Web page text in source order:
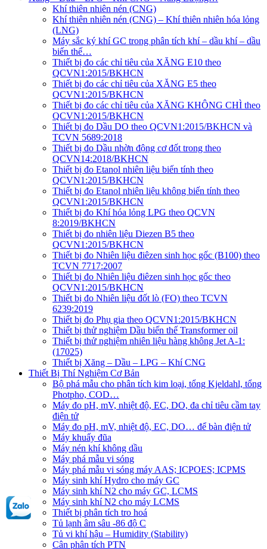
Khí thiên nhiên nén (CNG)
Khí thiên nhiên nén (CNG) – Khí thiên nhiên hóa lỏng
(LNG)
Máy sắc ký khí GC trong phân tích khí – dầu khí – dầu
biến thế…
Thiết bị đo các chỉ tiêu của XĂNG E10 theo
QCVN1:2015/BKHCN
Thiết bị đo các chỉ tiêu của XĂNG E5 theo
QCVN1:2015/BKHCN
Thiết bị đo các chỉ tiêu của XĂNG KHÔNG CHÌ theo
QCVN1:2015/BKHCN
Thiết bị đo Dầu DO theo QCVN1:2015/BKHCN và
TCVN 5689:2018
Thiết bị đo Dầu nhờn động cơ đốt trong theo
QCVN14:2018/BKHCN
Thiết bị đo Etanol nhiên liệu biến tính theo
QCVN1:2015/BKHCN
Thiết bị đo Etanol nhiên liệu không biến tính theo
QCVN1:2015/BKHCN
Thiết bị đo Khí hóa lỏng LPG theo QCVN
8:2019/BKHCN
Thiết bị đo nhiên liệu Diezen B5 theo
QCVN1:2015/BKHCN
Thiết bị đo Nhiên liệu điêzen sinh học gốc (B100) theo
TCVN 7717:2007
Thiết bị đo Nhiên liệu điêzen sinh học gốc theo
QCVN1:2015/BKHCN
Thiết bị đo Nhiên liệu đốt lò (FO) theo TCVN
6239:2019
Thiết bị đo Phụ gia theo QCVN1:2015/BKHCN
Thiết bị thử nghiệm Dầu biến thế Transformer oil
Thiết bị thử nghiệm nhiên liệu hàng không Jet A-1:
(17025)
Thiết bị Xăng – Dầu – LPG – Khí CNG
Thiết Bị Thí Nghiệm Cơ Bản
Bộ phá mẫu cho phân tích kim loại, tổng Kjeldahl, tổng
Photpho, COD…
Máy đo pH, mV, nhiệt độ, EC, DO, đa chỉ tiêu cầm tay
điện tử
Máy đo pH, mV, nhiệt độ, EC, DO… để bàn điện tử
Máy khuấy đũa
Máy nén khí không dầu
Máy phá mẫu vi sóng
Máy phá mẫu vi sóng máy AAS; ICPOES; ICPMS
Máy sinh khí Hydro cho máy GC
Máy sinh khí N2 cho máy GC, LCMS
Máy sinh khí N2 cho máy LCMS
Thiết bị phân tích tro hoá
Tủ lạnh âm sâu -86 độ C
Tủ vi khí hậu – Humidity (Stability)
Cân phân tích PTN